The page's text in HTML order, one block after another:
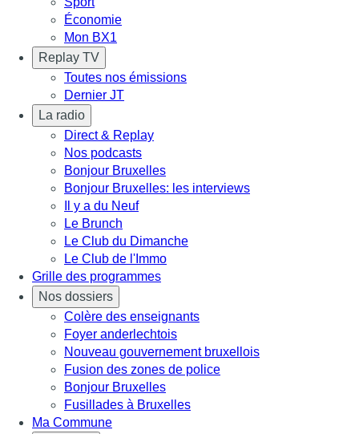
Économie
Mon BX1
Replay TV
Toutes nos émissions
Dernier JT
La radio
Direct & Replay
Nos podcasts
Bonjour Bruxelles
Bonjour Bruxelles: les interviews
Il y a du Neuf
Le Brunch
Le Club du Dimanche
Le Club de l'Immo
Grille des programmes
Nos dossiers
Colère des enseignants
Foyer anderlechtois
Nouveau gouvernement bruxellois
Fusion des zones de police
Bonjour Bruxelles
Fusillades à Bruxelles
Ma Commune